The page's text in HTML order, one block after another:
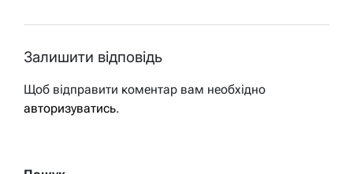
Залишити відповідь
Щоб відправити коментар вам необхідно
авторизуватись.